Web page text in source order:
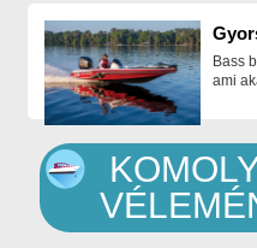
Bass
ami